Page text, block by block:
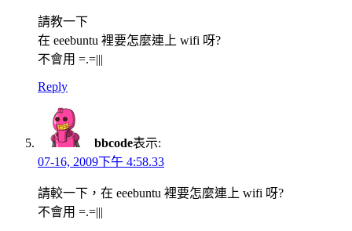
請教一下
在 eeebuntu 裡要怎麼連上 wifi 呀?
不會用 =.=|||
Reply
bbcode表示:
07-16, 2009下午 4:58.33
請較一下，在 eeebuntu 裡要怎麼連上 wifi 呀?
不會用 =.=|||